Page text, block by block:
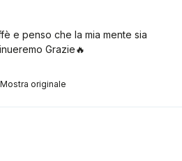
Mostra originale
e penso che la mia mente sia
Grazie🔥